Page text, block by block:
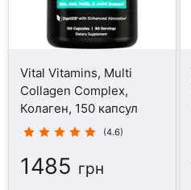
Vital Vitamins, Multi
Collagen Complex,
Колаген, 150 капсул
(4.6)
1485 грн